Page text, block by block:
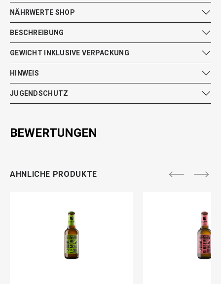
NÄHRWERTE SHOP
BESCHREIBUNG
GEWICHT INKLUSIVE VERPACKUNG
HINWEIS
JUGENDSCHUTZ
BEWERTUNGEN
AHNLICHE PRODUKTE